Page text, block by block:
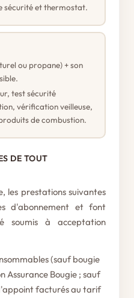
sécurité et thermostat.
ou propane) + son
test sécurité
vérification veilleuse,
de combustion.
DE TOUT
les prestations suivantes
d'abonnement et font
soumis à acceptation
(sauf bougie
Assurance Bougie ; sauf
facturés au tarif